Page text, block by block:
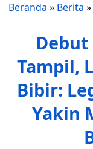
Beranda » Berita »
Tampil,
Bibir:
Yakin